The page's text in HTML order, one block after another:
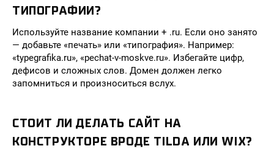
ТИПОГРАФИИ?
Используйте название компании + .ru. Если оно занято
— добавьте «печать» или «типография». Например:
«typegrafika.ru», «pechat-v-moskve.ru». Избегайте цифр,
дефисов и сложных слов. Домен должен легко
запомниться и произноситься вслух.
СТОИТ ЛИ ДЕЛАТЬ САЙТ НА
КОНСТРУКТОРЕ ВРОДЕ TILDA ИЛИ WIX?